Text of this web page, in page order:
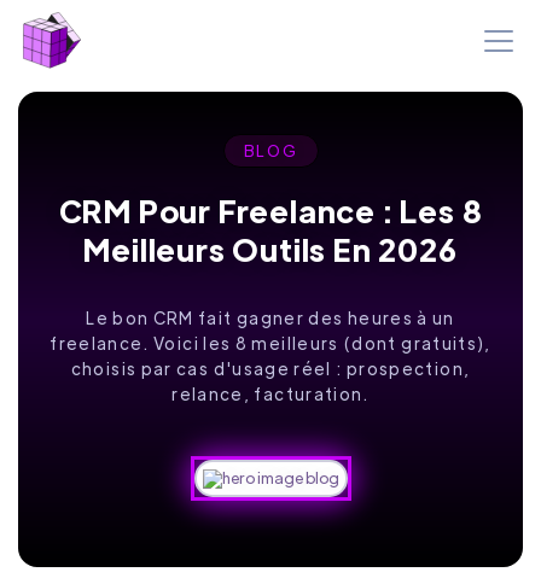
BLOG
CRM Pour Freelance : Les 8
Meilleurs Outils En 2026
Le bon CRM fait gagner des heures à un
freelance. Voici les 8 meilleurs (dont gratuits),
choisis par cas d'usage réel : prospection,
relance, facturation.